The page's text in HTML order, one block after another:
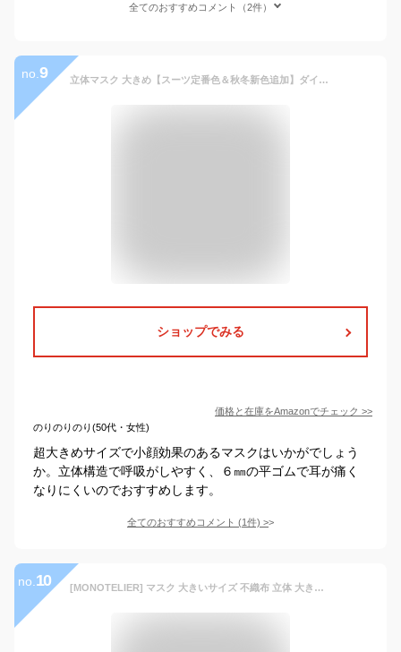
全てのおすすめコメント（2件）
no. 9 立体マスク 大きめ【スーツ定番色＆秋冬新色追加】ダイヤモンドマスク マスク 不織布 大きめ メンズ マスク バイカラー カラーマスク おしゃれマスク 小顔マスク 不織布マスク hellozebraマスク 立体構造 3層構造 日本品質カケンテスト済 ノーズワイヤー付き 息がしやすい 肌にやさしい 耳が痛くならない 個包装 使い捨て 225mm広幅 大きめサイズ 30枚入 ブラック×ブラック
ショップでみる
価格と在庫をAmazonでチェック >>
のりのりのり(50代・女性)
超大きめサイズで小顔効果のあるマスクはいかがでしょう
か。立体構造で呼吸がしやすく、６㎜の平ゴムで耳が痛く
なりにくいのでおすすめします。
全てのおすすめコメント (1件) >
no. 10 [MONOTELIER] マスク 大きいサイズ 不織布 立体 大きいマスク メンズ 個包装 サニタリーマスク用フィルター30枚入り